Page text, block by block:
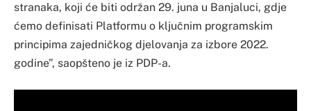
stranaka, koji će biti održan 29. juna u Banjaluci, gdje
ćemo definisati Platformu o ključnim programskim
principima zajedničkog djelovanja za izbore 2022.
godine”, saopšteno je iz PDP-a.